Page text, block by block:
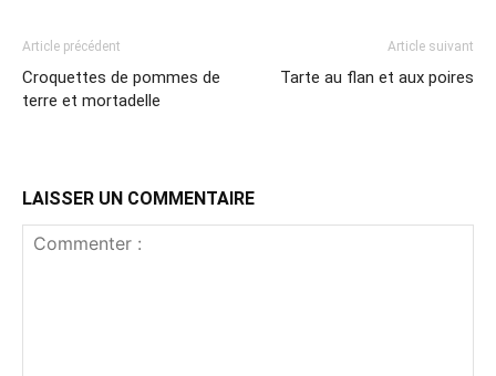
Article précédent
Croquettes de pommes de
terre et mortadelle
Article suivant
Tarte au flan et aux poires
LAISSER UN COMMENTAIRE